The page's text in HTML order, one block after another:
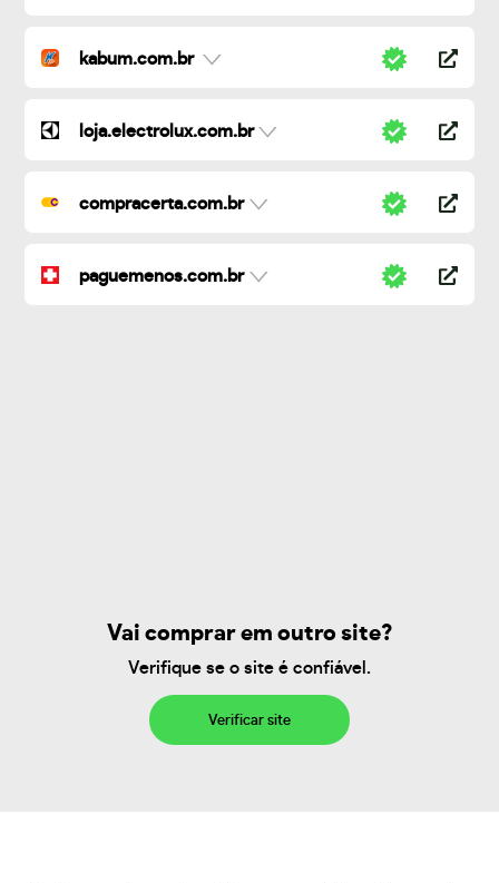
kabum.com.br
loja.electrolux.com.br
compracerta.com.br
paguemenos.com.br
Vai comprar em outro site?
Verifique se o site é confiável.
Verificar site